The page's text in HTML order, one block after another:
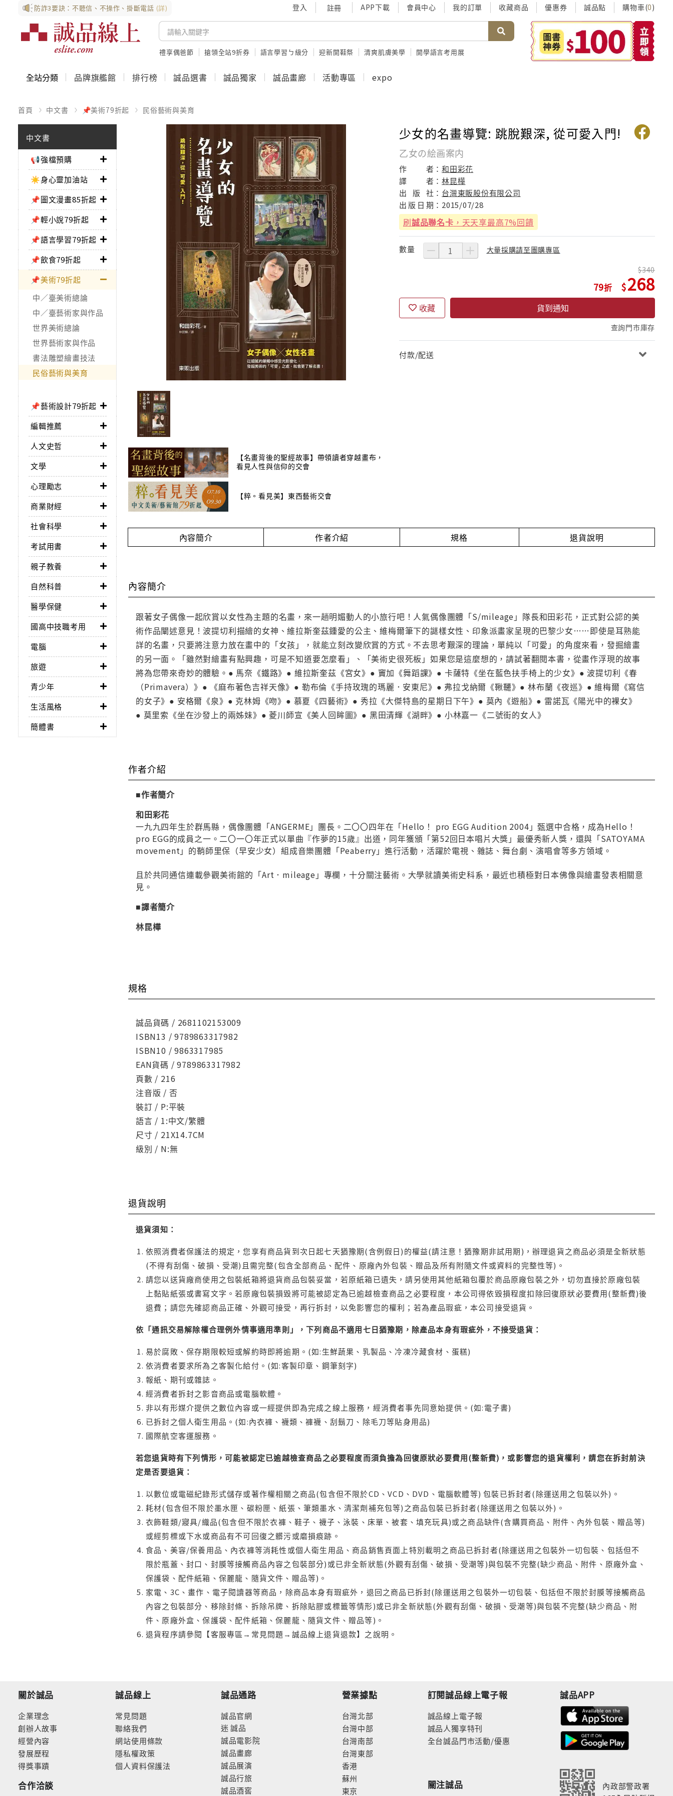
防詐3要訣：不聽信、不操作、掛斷電話 (詳) 登入 註冊 APP下載 會員中心 我的訂單 收藏商品 優惠券 誠品點 購物車(0)
禮享偶爸節 搶領全站9折券 語言學習ㄅ級分 迎新開鞋祭 清爽肌膚美學 開學語言考用展
全站分類 品牌旗艦館 排行榜 誠品選書 誠品獨家 誠品畫廊 活動專區 expo
首頁 中文書 📌美術79折起 民俗藝術與美育
中文書
📢強檔預購
☀️身心靈加油站
📌圖文漫畫85折起
📌輕小說79折起
📌語言學習79折起
📌飲食79折起
📌美術79折起
中／臺美術總論
中／臺藝術家與作品
世界美術總論
世界藝術家與作品
書法雕塑繪畫技法
民俗藝術與美育
📌藝術設計79折起
編輯推薦
人文史哲
文學
心理勵志
商業財經
社會科學
考試用書
親子教養
自然科普
醫學保健
國高中技職考用
電腦
旅遊
青少年
生活風格
簡體書
【名畫背後的聖經故事】帶領讀者穿越畫布，
看見人性與信仰的交會
【粹。看見美】東西藝術交會
少女的名畫導覽: 跳脫艱深, 從可愛入門!
乙女の絵画案内
作 者：和田彩花
譯
者：林昆樺
出
版 社： 台灣東販股份有限公司
出 版 日 期： 2015/07/28
刷誠品聯名卡 ，天天享最高7%回饋
數量 大量採購請至團購專區
79
340
268
收藏 貨到通知
查詢門市庫存
付款/配送
內容簡介 作者介紹 規格 退貨說明
內容簡介
跟著女子偶像一起欣賞以女性為主題的名畫，來一趟明媚動人的小旅行吧！人氣偶像團體「S/mileage」隊長和田彩花，正式對公認的美
術作品闡述意見！波提切利描繪的女神、維拉斯奎茲鍾愛的公主、維梅爾筆下的謎樣女性、印象派畫家呈現的巴黎少女……即使是耳熟能
詳的名畫，只要將注意力放在畫中的「女孩」，就能立刻改變欣賞的方式。不去思考艱深的理論，單純以「可愛」的角度來看，發掘繪畫
的另一面。「雖然對繪畫有點興趣，可是不知道要怎麼看」、「美術史很死板」如果您是這麼想的，請試著翻閱本書，從畫作浮現的故事
將為您帶來奇妙的體驗。● 馬奈《鐵路》● 維拉斯奎茲《宮女》● 竇加《舞蹈課》● 卡薩特《坐在藍色扶手椅上的少女》● 波提切利《春
（Primavera）》● 《麻布著色吉祥天像》● 勒布倫《手持玫瑰的瑪麗．安東尼》● 弗拉戈納爾《鞦韆》● 林布蘭《夜巡》● 維梅爾《寫信
的女子》● 安格爾《泉》● 克林姆《吻》● 慕夏《四藝術》● 秀拉《大傑特島的星期日下午》● 莫內《遊船》● 雷諾瓦《陽光中的裸女》
● 莫里索《坐在沙發上的兩姊妹》● 菱川師宣《美人回眸圖》● 黑田清輝《湖畔》● 小林嘉一《二號街的女人》
作者介紹
■作者簡介
和田彩花
一九九四年生於群馬縣，偶像團體「ANGERME」團長。二〇〇四年在「Hello！ pro EGG Audition 2004」甄選中合格，成為Hello！
pro EGG的成員之一。二〇一〇年正式以單曲『作夢的15歲』出道，同年獲頒「第52回日本唱片大獎」最優秀新人獎，還與「SATOYAMA
movement」的鞘師里保（早安少女）組成音樂團體「Peaberry」進行活動，活躍於電視、雜誌、舞台劇、演唱會等多方領域。
且於共同通信連載參觀美術館的「Art．mileage」專欄，十分關注藝術。大學就讀美術史科系，最近也積極對日本佛像與繪畫發表相關意
見。
■譯者簡介
林昆樺
規格
誠品貨碼 / 2681102153009
ISBN13 / 9789863317982
ISBN10 / 9863317985
EAN貨碼 / 9789863317982
頁數 / 216
注音版 / 否
裝訂 / P:平裝
語言 / 1:中文/繁體
尺寸 / 21X14.7CM
級別 / N:無
退貨說明
退貨須知：
依照消費者保護法的規定，您享有商品貨到次日起七天猶豫期(含例假日)的權益(請注意！猶豫期非試用期)，辦理退貨之商品必須是全新狀態
(不得有刮傷、破損、受潮)且需完整(包含全部商品、配件、原廠內外包裝、贈品及所有附隨文件或資料的完整性等)。
請您以送貨廠商使用之包裝紙箱將退貨商品包裝妥當，若原紙箱已遺失，請另使用其他紙箱包覆於商品原廠包裝之外，切勿直接於原廠包裝
上黏貼紙張或書寫文字。若原廠包裝損毀將可能被認定為已逾越檢查商品之必要程度，本公司得依毀損程度扣除回復原狀必要費用(整新費)後
退費；請您先確認商品正確、外觀可接受，再行拆封，以免影響您的權利；若為產品瑕疵，本公司接受退貨。
依「通訊交易解除權合理例外情事適用準則」，下列商品不適用七日猶豫期，除產品本身有瑕疵外，不接受退貨：
易於腐敗、保存期限較短或解約時即將逾期。(如:生鮮蔬果、乳製品、冷凍冷藏食材、蛋糕)
依消費者要求所為之客製化給付。(如:客製印章、鋼筆刻字)
報紙、期刊或雜誌。
經消費者拆封之影音商品或電腦軟體。
非以有形媒介提供之數位內容或一經提供即為完成之線上服務，經消費者事先同意始提供。(如:電子書)
已拆封之個人衛生用品。(如:內衣褲、襪類、褲襪、刮鬍刀、除毛刀等貼身用品)
國際航空客運服務。
若您退貨時有下列情形，可能被認定已逾越檢查商品之必要程度而須負擔為回復原狀必要費用(整新費)，或影響您的退貨權利，請您在拆封前決
定是否要退貨：
以數位或電磁紀錄形式儲存或著作權相關之商品(包含但不限於CD、VCD、DVD、電腦軟體等) 包裝已拆封者(除運送用之包裝以外)。
耗材(包含但不限於墨水匣、碳粉匣、紙張、筆類墨水、清潔劑補充包等)之商品包裝已拆封者(除運送用之包裝以外)。
衣飾鞋類/寢具/織品(包含但不限於衣褲、鞋子、襪子、泳裝、床單、被套、填充玩具)或之商品缺件(含購買商品、附件、內外包裝、贈品等)
或經剪標或下水或商品有不可回復之髒污或磨損痕跡。
食品、美容/保養用品、內衣褲等消耗性或個人衛生用品、商品銷售頁面上特別載明之商品已拆封者(除運送用之包裝外一切包裝、包括但不
限於瓶蓋、封口、封膜等接觸商品內容之包裝部分)或已非全新狀態(外觀有刮傷、破損、受潮等)與包裝不完整(缺少商品、附件、原廠外盒、
保護袋、配件紙箱、保麗龍、隨貨文件、贈品等)。
家電、3C、畫作、電子閱讀器等商品，除商品本身有瑕疵外，退回之商品已拆封(除運送用之包裝外一切包裝、包括但不限於封膜等接觸商品
內容之包裝部分、移除封條、拆除吊牌、拆除貼膠或標籤等情形)或已非全新狀態(外觀有刮傷、破損、受潮等)與包裝不完整(缺少商品、附
件、原廠外盒、保護袋、配件紙箱、保麗龍、隨貨文件、贈品等)。
退貨程序請參閱【客服專區→常見問題→誠品線上退貨退款】之說明。
關於誠品
企業理念
創辦人故事
經營內容
發展歷程
得獎事蹟
合作洽談
誠品線上
常見問題
聯絡我們
網站使用條款
隱私權政策
個人資料保護法
誠品通路
誠品官網
迷 誠品
誠品電影院
誠品畫廊
誠品展演
誠品行旅
誠品酒窖
營業據點
台灣北部
台灣中部
台灣南部
台灣東部
香港
蘇州
東京
訂閱誠品線上電子報
誠品線上電子報
誠品人獨享特刊
全台誠品門市活動/優惠
關注誠品
誠品APP
內政部警政署